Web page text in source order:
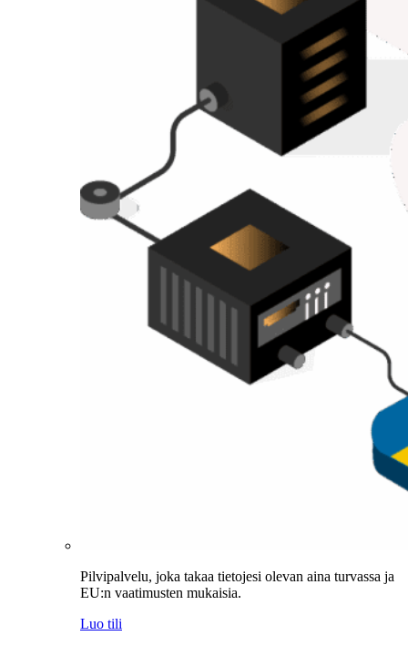
Pilvipalvelu, joka takaa tietojesi olevan aina turvassa ja
EU:n vaatimusten mukaisia.
Luo tili